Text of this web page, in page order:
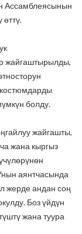
Ассамблеясынын
жайгаштырылды,
болду.
жайгашты,
жана кыргыз
аянтчасында
жерде андан соң
Боз үйдүн
жана туура